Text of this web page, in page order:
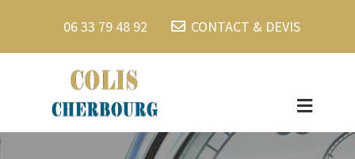
06 33 79 48 92 CONTACT & DEVIS